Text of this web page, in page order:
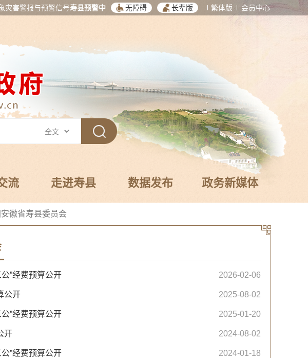
灾害警报与预警信号寿县预警中 无障碍 长辈版 繁体版 会员中心
流 走进寿县 数据发布 政务新媒体
徽省寿县委员会
”经费预算公开 2026-02-06
公开 2025-08-02
”经费预算公开 2025-01-20
开 2024-08-02
”经费预算公开 2024-01-18